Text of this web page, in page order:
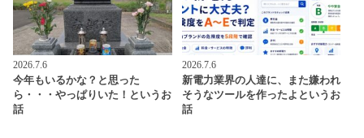
2026.7.6
今年もいるかな？と思った
ら・・・やっぱりいた！というお
話
2026.7.6
新電力業界の人達に、また嫌われ
そうなツールを作ったよというお
話